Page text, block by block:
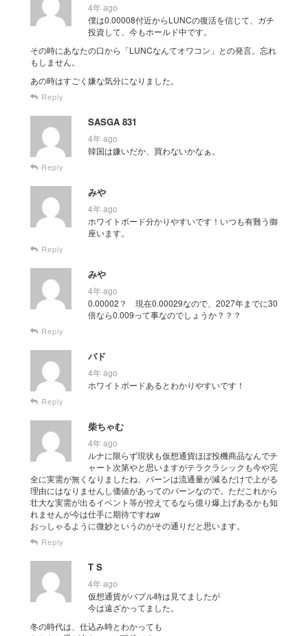
4年 ago
僕は0.00008付近からLUNCの復活を信じて、ガチ
投資して、今もホールド中です。
その時にあなたの口から「LUNCなんてオワコン」との発言。忘れ
もしません。
あの時はすごく嫌な気分になりました。
Reply
SASGA 831
4年 ago
韓国は嫌いだか、買わないかなぁ。
Reply
みや
4年 ago
ホワイトボード分かりやすいです！いつも有難う御
座います。
Reply
みや
4年 ago
0.00002？ 現在0.00029なので、2027年までに30
倍なら0.009って事なのでしょうか？？？
Reply
バド
4年 ago
ホワイトボードあるとわかりやすいです！
Reply
柴ちゃむ
4年 ago
ルナに限らず現状も仮想通貨ほぼ投機商品なんでチ
ャート次第やと思いますがテラクラシックも今や完
全に実需が無くなりましたね、バーンは流通量が減るだけで上がる
理由にはなりませんし価値があってのバーンなので。ただこれから
壮大な実需が出るイベント等が控えてるなら億り爆上げあるかも知
れませんが今は仕手に期待ですねw
おっしゃるように微妙というのがその通りだと思います。
Reply
T S
4年 ago
仮想通貨がバブル時は見てましたが
今は遠ざかってました。
冬の時代は、仕込み時とわかっても